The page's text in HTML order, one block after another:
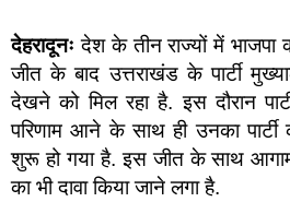
देहरादूनः देश के तीन राज्यों में भाजपा
जीत के बाद उत्तराखंड के पार्टी
देखने को मिल रहा है. इस दौरान
परिणाम आने के साथ ही उनका पार्टी
शुरू हो गया है. इस जीत के साथ
का भी दावा किया जाने लगा है.